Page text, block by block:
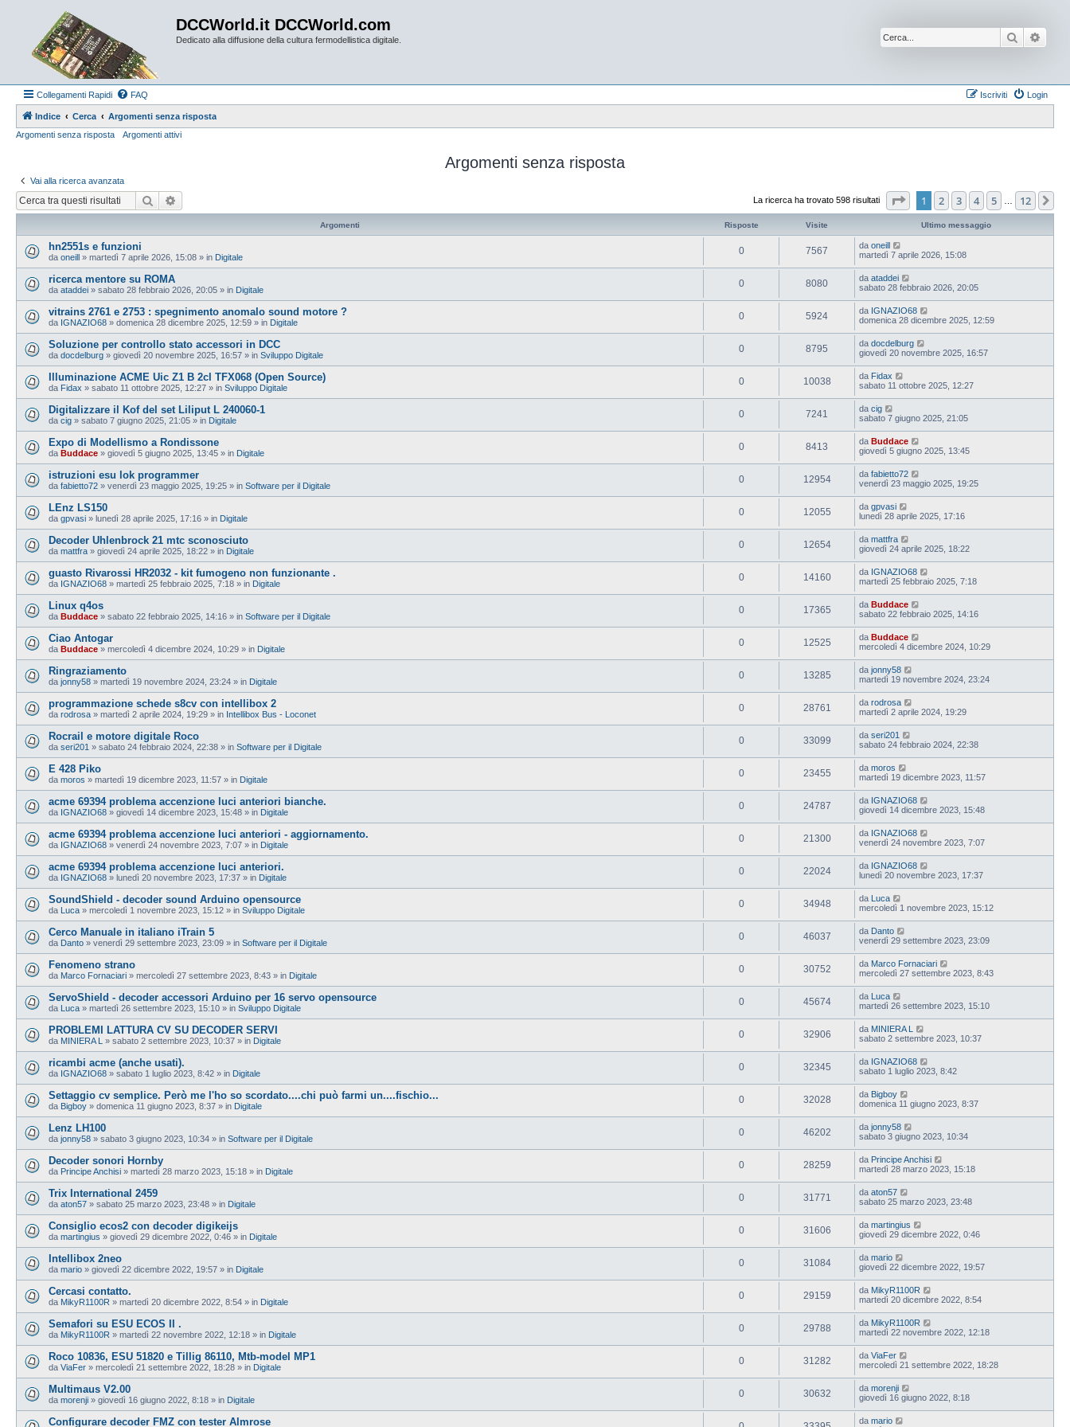
DCCWorld.it DCCWorld.com
Dedicato alla diffusione della cultura fermodellistica digitale. Cerca
Collegamenti Rapidi FAQ Login
Iscriviti
Indice Cerca
Argomenti senza risposta
Argomenti senza risposta
Argomenti attivi
Argomenti senza risposta
Vai alla ricerca avanzata
Cerca La ricerca ha trovato 598 risultati Pagina1 di
1 2 3 4 5 12
Argomenti Risposte Visite Ultimo messaggio
hn2551s e funzioni
da oneill » martedì 7 aprile 2026, 15:08 » in Digitale
0 7567 da oneill
martedì 7 aprile 2026, 15:08
ricerca mentore su ROMA
da ataddei » sabato 28 febbraio 2026, 20:05 » in Digitale
0 8080 da ataddei
sabato 28 febbraio 2026, 20:05
vitrains 2761 e 2753 : spegnimento anomalo sound motore ?
da IGNAZIO68 » domenica 28 dicembre 2025, 12:59 » in Digitale
0 5924 da IGNAZIO68
domenica 28 dicembre 2025, 12:59
Soluzione per controllo stato accessori in DCC
da docdelburg » giovedì 20 novembre 2025, 16:57 » in Sviluppo Digitale
0 8795 da docdelburg
giovedì 20 novembre 2025, 16:57
Illuminazione ACME Uic Z1 B 2cl TFX068 (Open Source)
da Fidax » sabato 11 ottobre 2025, 12:27 » in Sviluppo Digitale
0 10038 da Fidax
sabato 11 ottobre 2025, 12:27
Digitalizzare il Kof del set Liliput L 240060-1
da cig » sabato 7 giugno 2025, 21:05 » in Digitale
0 7241 da cig
sabato 7 giugno 2025, 21:05
Expo di Modellismo a Rondissone
da Buddace » giovedì 5 giugno 2025, 13:45 » in Digitale
0 8413 da Buddace
giovedì 5 giugno 2025, 13:45
istruzioni esu lok programmer
da fabietto72 » venerdì 23 maggio 2025, 19:25 » in Software per il Digitale
0 12954 da fabietto72
venerdì 23 maggio 2025, 19:25
LEnz LS150
da gpvasi » lunedì 28 aprile 2025, 17:16 » in Digitale
0 12055 da gpvasi
lunedì 28 aprile 2025, 17:16
Decoder Uhlenbrock 21 mtc sconosciuto
da mattfra » giovedì 24 aprile 2025, 18:22 » in Digitale
0 12654 da mattfra
giovedì 24 aprile 2025, 18:22
guasto Rivarossi HR2032 - kit fumogeno non funzionante .
da IGNAZIO68 » martedì 25 febbraio 2025, 7:18 » in Digitale
0 14160 da IGNAZIO68
martedì 25 febbraio 2025, 7:18
Linux q4os
da Buddace » sabato 22 febbraio 2025, 14:16 » in Software per il Digitale
0 17365 da Buddace
sabato 22 febbraio 2025, 14:16
Ciao Antogar
da Buddace » mercoledì 4 dicembre 2024, 10:29 » in Digitale
0 12525 da Buddace
mercoledì 4 dicembre 2024, 10:29
Ringraziamento
da jonny58 » martedì 19 novembre 2024, 23:24 » in Digitale
0 13285 da jonny58
martedì 19 novembre 2024, 23:24
programmazione schede s8cv con intellibox 2
da rodrosa » martedì 2 aprile 2024, 19:29 » in Intellibox Bus - Loconet
0 28761 da rodrosa
martedì 2 aprile 2024, 19:29
Rocrail e motore digitale Roco
da seri201 » sabato 24 febbraio 2024, 22:38 » in Software per il Digitale
0 33099 da seri201
sabato 24 febbraio 2024, 22:38
E 428 Piko
da moros » martedì 19 dicembre 2023, 11:57 » in Digitale
0 23455 da moros
martedì 19 dicembre 2023, 11:57
acme 69394 problema accenzione luci anteriori bianche.
da IGNAZIO68 » giovedì 14 dicembre 2023, 15:48 » in Digitale
0 24787 da IGNAZIO68
giovedì 14 dicembre 2023, 15:48
acme 69394 problema accenzione luci anteriori - aggiornamento.
da IGNAZIO68 » venerdì 24 novembre 2023, 7:07 » in Digitale
0 21300 da IGNAZIO68
venerdì 24 novembre 2023, 7:07
acme 69394 problema accenzione luci anteriori.
da IGNAZIO68 » lunedì 20 novembre 2023, 17:37 » in Digitale
0 22024 da IGNAZIO68
lunedì 20 novembre 2023, 17:37
SoundShield - decoder sound Arduino opensource
da Luca » mercoledì 1 novembre 2023, 15:12 » in Sviluppo Digitale
0 34948 da Luca
mercoledì 1 novembre 2023, 15:12
Cerco Manuale in italiano iTrain 5
da Danto » venerdì 29 settembre 2023, 23:09 » in Software per il Digitale
0 46037 da Danto
venerdì 29 settembre 2023, 23:09
Fenomeno strano
da Marco Fornaciari » mercoledì 27 settembre 2023, 8:43 » in Digitale
0 30752 da Marco Fornaciari
mercoledì 27 settembre 2023, 8:43
ServoShield - decoder accessori Arduino per 16 servo opensource
da Luca » martedì 26 settembre 2023, 15:10 » in Sviluppo Digitale
0 45674 da Luca
martedì 26 settembre 2023, 15:10
PROBLEMI LATTURA CV SU DECODER SERVI
da MINIERA L » sabato 2 settembre 2023, 10:37 » in Digitale
0 32906 da MINIERA L
sabato 2 settembre 2023, 10:37
ricambi acme (anche usati).
da IGNAZIO68 » sabato 1 luglio 2023, 8:42 » in Digitale
0 32345 da IGNAZIO68
sabato 1 luglio 2023, 8:42
Settaggio cv semplice. Però me l'ho so scordato....chi può farmi un....fischio...
da Bigboy » domenica 11 giugno 2023, 8:37 » in Digitale
0 32028 da Bigboy
domenica 11 giugno 2023, 8:37
Lenz LH100
da jonny58 » sabato 3 giugno 2023, 10:34 » in Software per il Digitale
0 46202 da jonny58
sabato 3 giugno 2023, 10:34
Decoder sonori Hornby
da Principe Anchisi » martedì 28 marzo 2023, 15:18 » in Digitale
0 28259 da Principe Anchisi
martedì 28 marzo 2023, 15:18
Trix International 2459
da aton57 » sabato 25 marzo 2023, 23:48 » in Digitale
0 31771 da aton57
sabato 25 marzo 2023, 23:48
Consiglio ecos2 con decoder digikeijs
da martingius » giovedì 29 dicembre 2022, 0:46 » in Digitale
0 31606 da martingius
giovedì 29 dicembre 2022, 0:46
Intellibox 2neo
da mario » giovedì 22 dicembre 2022, 19:57 » in Digitale
0 31084 da mario
giovedì 22 dicembre 2022, 19:57
Cercasi contatto.
da MikyR1100R » martedì 20 dicembre 2022, 8:54 » in Digitale
0 29159 da MikyR1100R
martedì 20 dicembre 2022, 8:54
Semafori su ESU ECOS II .
da MikyR1100R » martedì 22 novembre 2022, 12:18 » in Digitale
0 29788 da MikyR1100R
martedì 22 novembre 2022, 12:18
Roco 10836, ESU 51820 e Tillig 86110, Mtb-model MP1
da ViaFer » mercoledì 21 settembre 2022, 18:28 » in Digitale
0 31282 da ViaFer
mercoledì 21 settembre 2022, 18:28
Multimaus V2.00
da morenji » giovedì 16 giugno 2022, 8:18 » in Digitale
0 30632 da morenji
giovedì 16 giugno 2022, 8:18
Configurare decoder FMZ con tester Almrose da mario